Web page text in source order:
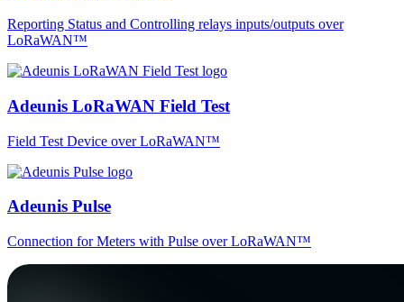
Reporting Status and Controlling relays inputs/outputs over
LoRaWAN™
Adeunis LoRaWAN Field Test
Field Test Device over LoRaWAN™
Adeunis Pulse
Connection for Meters with Pulse over LoRaWAN™